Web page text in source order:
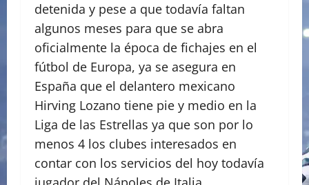
detenida y pese a que todavía faltan
algunos meses para que se abra
oficialmente la época de fichajes en el
fútbol de Europa, ya se asegura en
España que el delantero mexicano
Hirving Lozano tiene pie y medio en la
Liga de las Estrellas ya que son por lo
menos 4 los clubes interesados en
contar con los servicios del hoy todavía